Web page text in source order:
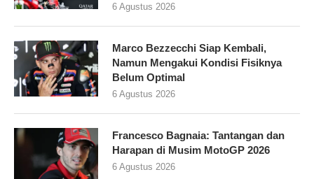
6 Agustus 2026
Marco Bezzecchi Siap Kembali,
Namun Mengakui Kondisi Fisiknya
Belum Optimal
6 Agustus 2026
Francesco Bagnaia: Tantangan dan
Harapan di Musim MotoGP 2026
6 Agustus 2026